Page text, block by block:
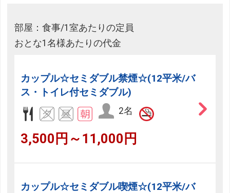
部屋：食事/1室あたりの定員
おとな1名様あたりの代金
カップル☆セミダブル禁煙☆(12平米/バ
ス・トイレ付セミダブル)
2名
3,500円～11,000円
カップル☆セミダブル喫煙☆(12平米/バ